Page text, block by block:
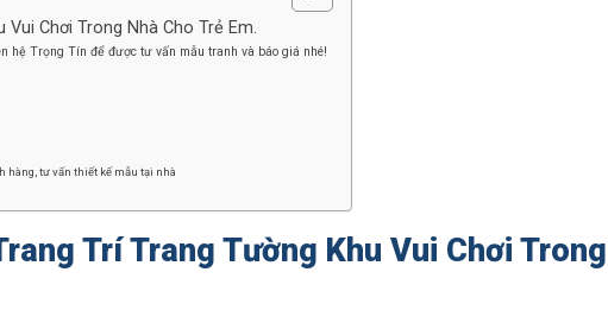
Chơi Trong Nhà Cho Trẻ Em.
hệ Trọng Tín để được tư vấn mẫu tranh và báo giá nhé!
hàng, tư vấn thiết kế mẫu tại nhà
Trí Trang Tường Khu Vui Chơi Trong